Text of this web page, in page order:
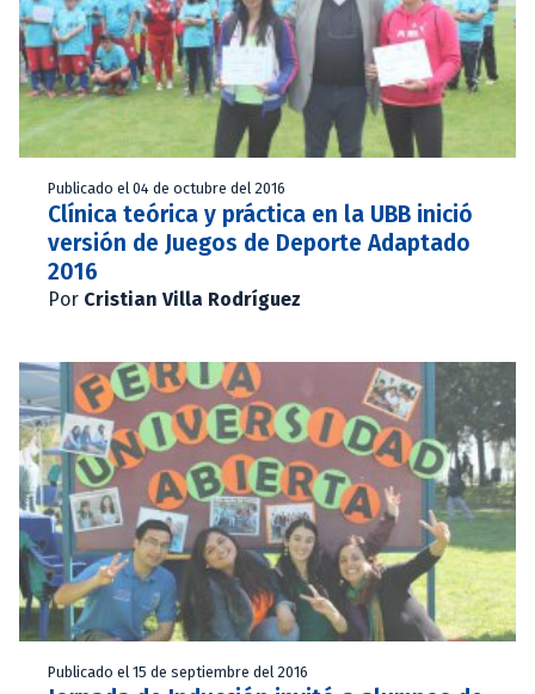
Publicado el 04 de octubre del 2016
Clínica teórica y práctica en la UBB inició
versión de Juegos de Deporte Adaptado
2016
Por Cristian Villa Rodríguez
Publicado el 15 de septiembre del 2016